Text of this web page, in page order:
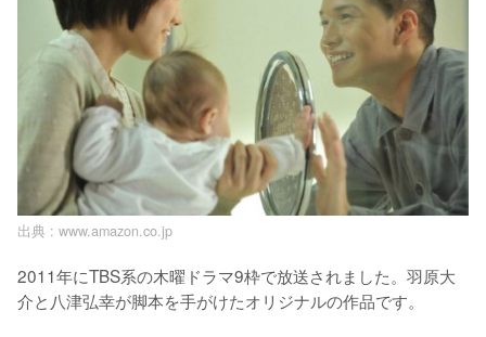
出典 : www.amazon.co.jp
2011年にTBS系の木曜ドラマ9枠で放送されました。羽原大
介と八津弘幸が脚本を手がけたオリジナルの作品です。